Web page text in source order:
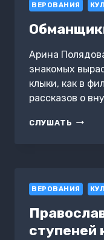
ВЕРОВАНИЯ
Арина
знакомых
клыки, как в
рассказов о
СЛУШАТЬ
ВЕРОВАНИЯ
ступеней